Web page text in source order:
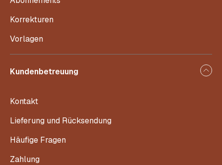
Korrekturen
Vorlagen
Kundenbetreuung
Kontakt
Lieferung und Rücksendung
Häufige Fragen
Zahlung